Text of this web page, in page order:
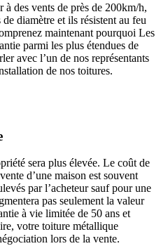
des vents de près de 200km/h,
diamètre et ils résistent au feu
maintenant pourquoi Les
parmi les plus étendues de
avec l’un de nos représentants
de nos toitures.
sera plus élevée. Le coût de
d’une maison est souvent
par l’acheteur sauf pour une
pas seulement la valeur
à vie limitée de 50 ans et
votre toiture métallique
lors de la vente.